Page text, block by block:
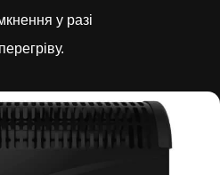
у разі